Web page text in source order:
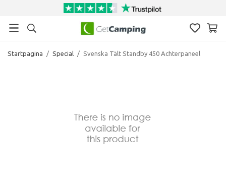
Startpagina / Special / Svenska Tält Standby 450 Achterpaneel